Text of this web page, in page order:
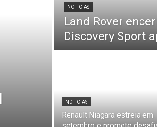
NOTÍCIAS
Land Rover
Discovery Sport
NOTÍCIAS
Renault Niagara estreia em